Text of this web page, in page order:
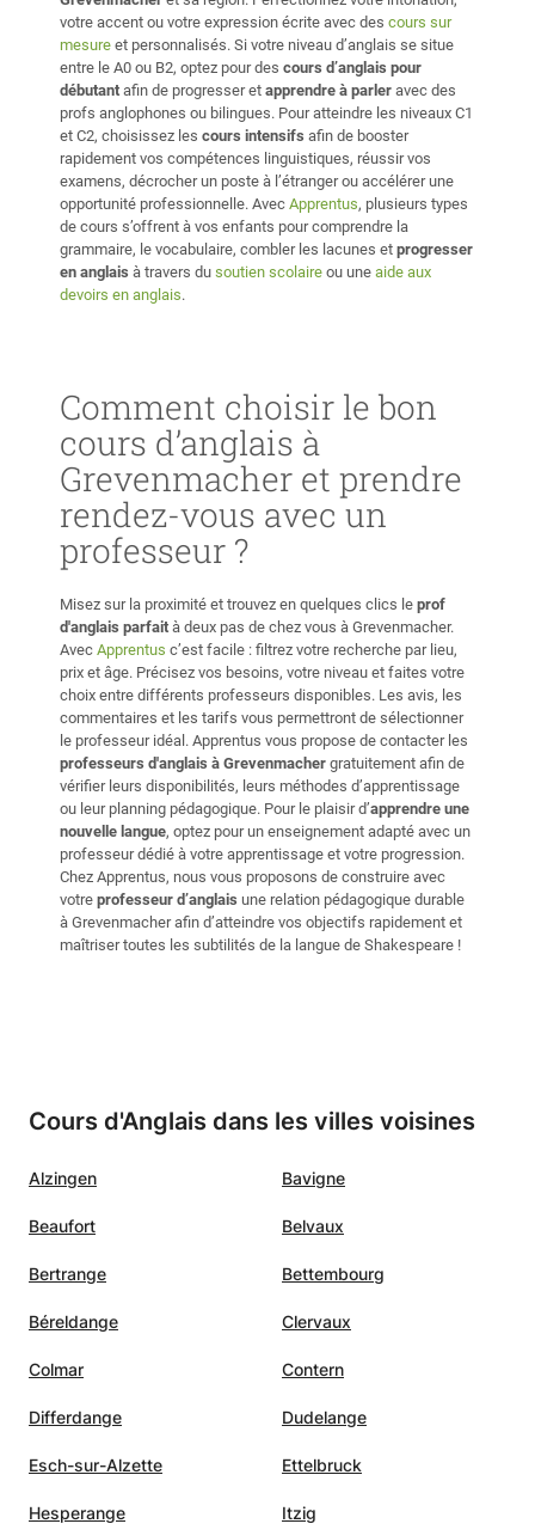
votre accent ou votre expression écrite avec des cours sur
mesure et personnalisés. Si votre niveau d’anglais se situe
entre le A0 ou B2, optez pour des cours d’anglais pour
débutant afin de progresser et apprendre à parler avec des
profs anglophones ou bilingues. Pour atteindre les niveaux C1
et C2, choisissez les cours intensifs afin de booster
rapidement vos compétences linguistiques, réussir vos
examens, décrocher un poste à l’étranger ou accélérer une
opportunité professionnelle. Avec Apprentus, plusieurs types
de cours s’offrent à vos enfants pour comprendre la
grammaire, le vocabulaire, combler les lacunes et progresser
en anglais à travers du soutien scolaire ou une aide aux
devoirs en anglais.
Comment choisir le bon
cours d’anglais à
Grevenmacher et prendre
rendez-vous avec un
professeur ?
Misez sur la proximité et trouvez en quelques clics le prof
d'anglais parfait à deux pas de chez vous à Grevenmacher.
Avec Apprentus c’est facile : filtrez votre recherche par lieu,
prix et âge. Précisez vos besoins, votre niveau et faites votre
choix entre différents professeurs disponibles. Les avis, les
commentaires et les tarifs vous permettront de sélectionner
le professeur idéal. Apprentus vous propose de contacter les
professeurs d'anglais à Grevenmacher gratuitement afin de
vérifier leurs disponibilités, leurs méthodes d’apprentissage
ou leur planning pédagogique. Pour le plaisir d’apprendre une
nouvelle langue, optez pour un enseignement adapté avec un
professeur dédié à votre apprentissage et votre progression.
Chez Apprentus, nous vous proposons de construire avec
votre professeur d’anglais une relation pédagogique durable
à Grevenmacher afin d’atteindre vos objectifs rapidement et
maîtriser toutes les subtilités de la langue de Shakespeare !
Cours d'Anglais dans les villes voisines
Alzingen Bavigne
Beaufort Belvaux
Bertrange Bettembourg
Béreldange Clervaux
Colmar Contern
Differdange Dudelange
Esch-sur-Alzette Ettelbruck
Hesperange Itzig